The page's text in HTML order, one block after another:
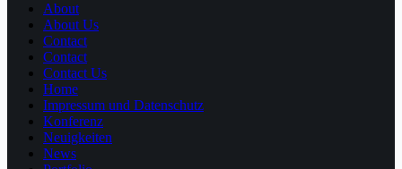
About
About Us
Contact
Contact
Contact Us
Home
Impressum und Datenschutz
Konferenz
Neuigkeiten
News